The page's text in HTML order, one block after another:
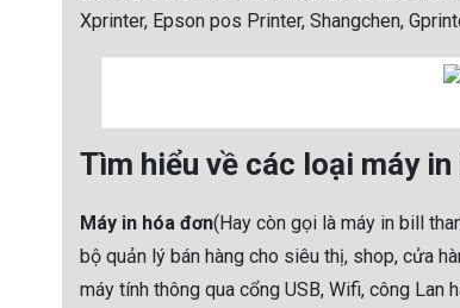
Xprinter, Epson pos Printer, Shangchen,
Tìm hiểu về các loại máy in
Máy in hóa đơn(Hay còn gọi là máy in bill
bộ quản lý bán hàng cho siêu thị, shop, cửa
máy tính thông qua cổng USB, Wifi, công Lan